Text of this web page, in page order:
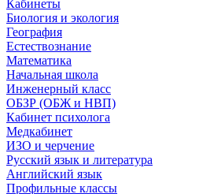
Кабинеты
Биология и экология
География
Естествознание
Математика
Начальная школа
Инженерный класс
ОБЗР (ОБЖ и НВП)
Кабинет психолога
Медкабинет
ИЗО и черчение
Русский язык и литература
Английский язык
Профильные классы